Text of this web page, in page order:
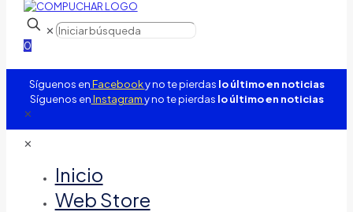
✕
0
Síguenos enFacebooky no te pierdas lo último en noticias
Síguenos enInstagramy no te pierdas lo último en noticias
✕
✕
Inicio
Web Store